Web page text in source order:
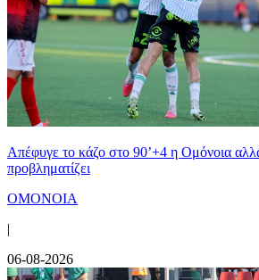
Απέφυγε το κάζο στο 90’+4 η Ομόνοια
προβληματίζει
ΟΜΟΝΟΙΑ
|
06-08-2026